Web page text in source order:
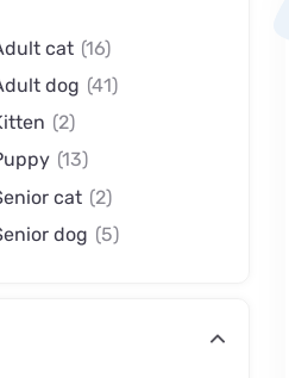
cat (16)
dog (41)
(2)
(13)
cat (2)
dog (5)